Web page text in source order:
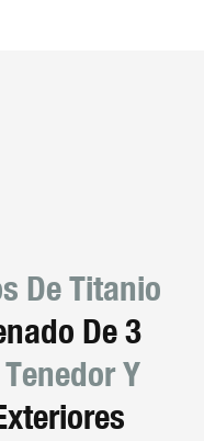
De Titanio
De 3
Y